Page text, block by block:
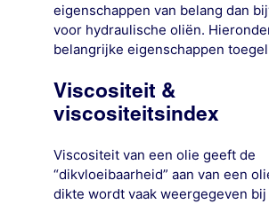
eigenschappen van belang dan
voor hydraulische oliën.
belangrijke eigenschappen
Viscositeit &
viscositeitsindex
Viscositeit van een olie geeft de
“dikvloeibaarheid” aan van een
dikte wordt vaak weergegeven bij